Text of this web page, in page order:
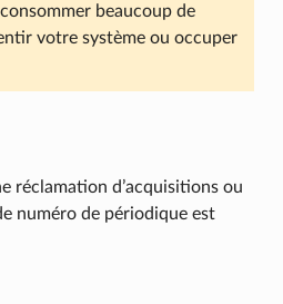
beaucoup de
votre système ou occuper
réclamation d’acquisitions ou
numéro de périodique est